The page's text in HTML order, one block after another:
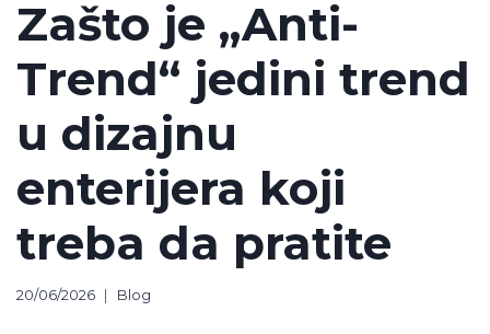
Zašto je „Anti-
Trend“ jedini trend
u dizajnu
enterijera koji
treba da pratite
20/06/2026 Blog